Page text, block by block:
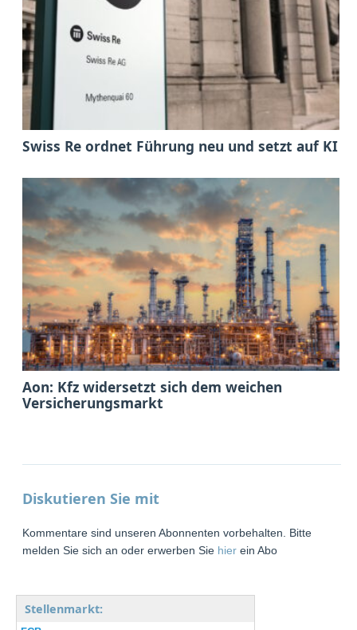
Swiss Re ordnet Führung neu und setzt auf KI
Aon: Kfz widersetzt sich dem weichen
Versicherungsmarkt
Diskutieren Sie mit
Kommentare sind unseren Abonnenten vorbehalten. Bitte
melden Sie sich an oder erwerben Sie hier ein Abo
Stellenmarkt: